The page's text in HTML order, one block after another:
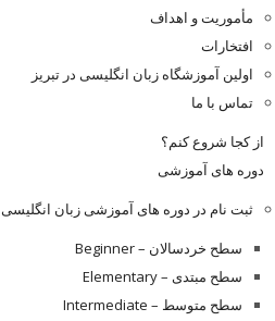
مأموریت و اهداف
افتخارات
اولین آموزشگاه زبان انگلیسی در تبریز
تماس با ما
از کجا شروع کنم؟
دوره های آموزشی
ثبت نام در دوره های آموزشی زبان انگلیسی
سطح خردسالان – Beginner
سطح مبتدی – Elementary
سطح متوسط – Intermediate